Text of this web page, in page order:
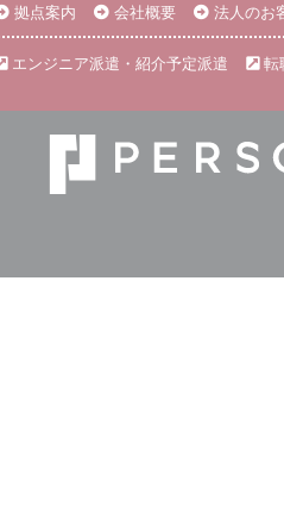
拠点案内
会社概要 法人のお
エンジニア派遣・紹介予定派遣 転